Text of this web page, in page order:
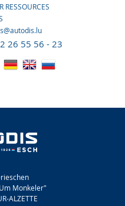
RESSOURCES
26 55 56 - 23
Monkeler"
ALZETTE